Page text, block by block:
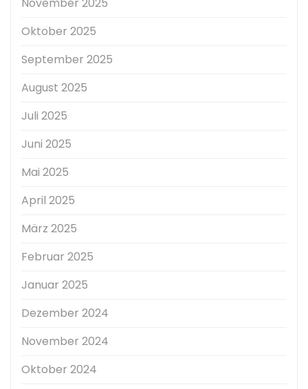
November 2025
Oktober 2025
September 2025
August 2025
Juli 2025
Juni 2025
Mai 2025
April 2025
März 2025
Februar 2025
Januar 2025
Dezember 2024
November 2024
Oktober 2024